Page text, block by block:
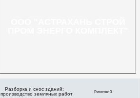
Разборка и снос зданий;
производство земляных работ
Голосов: 0